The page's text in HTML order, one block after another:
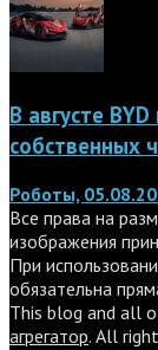
В августе
собственных
Роботы,
Все права на
изображения
При
обязательна
This blog and all
агрегатор. All